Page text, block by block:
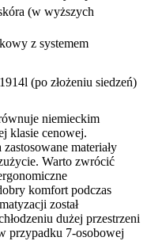
(w wyższych
z systemem
(po złożeniu siedzeń)
niemieckim
klasie cenowej.
materiały
Warto zwrócić
komfort podczas
został
dużej przestrzeni
przypadku 7-osobowej